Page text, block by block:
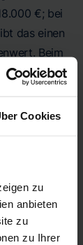
Cookies
zu
anbieten
zu
zu Ihrer
€; bei
das einen
Beim
1.200
den